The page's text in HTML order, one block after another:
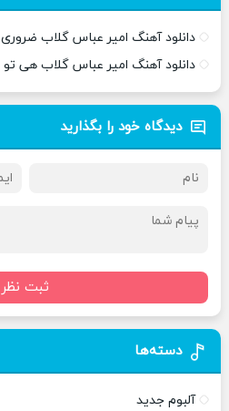
دانلود آهنگ امیر عباس گلاب ضروری
دانلود آهنگ امیر عباس گلاب هی تو
دیدگاه خود را بگذارید
ثبت نظر
دسته‌ها
آلبوم جدید